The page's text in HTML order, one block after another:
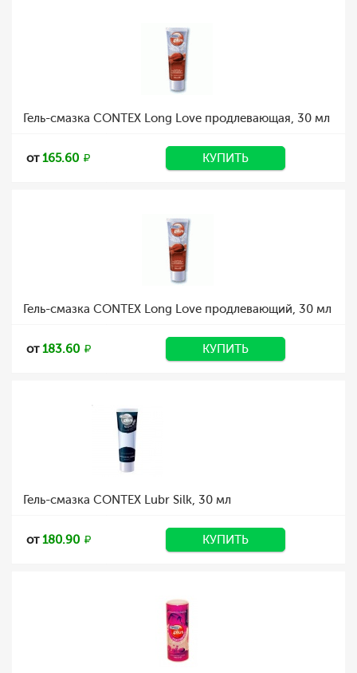
Гель-смазка CONTEX Long Love продлевающая, 30 мл
от165.60 КУПИТЬ
Гель-смазка CONTEX Long Love продлевающий, 30 мл
от183.60 КУПИТЬ
Гель-смазка CONTEX Lubr Silk, 30 мл
от180.90 КУПИТЬ